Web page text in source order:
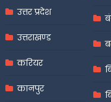
उत्तर प्रदेश
उत्तराखण्ड
करियर
कानपुर